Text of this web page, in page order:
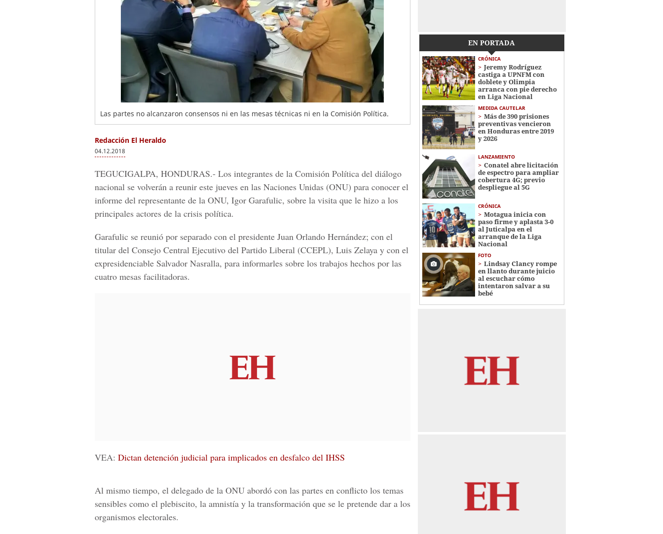
Las partes no alcanzaron consensos ni en las mesas técnicas ni en la Comisión Política.
Redacción El Heraldo
04.12.2018
TEGUCIGALPA, HONDURAS.- Los integrantes de la Comisión Política del diálogo
nacional se volverán a reunir este jueves en las Naciones Unidas (ONU) para conocer el
informe del representante de la ONU, Igor Garafulic, sobre la visita que le hizo a los
principales actores de la crisis política.
Garafulic se reunió por separado con el presidente Juan Orlando Hernández; con el
titular del Consejo Central Ejecutivo del Partido Liberal (CCEPL), Luis Zelaya y con el
expresidenciable Salvador Nasralla, para informarles sobre los trabajos hechos por las
cuatro mesas facilitadoras.
VEA: Dictan detención judicial para implicados en desfalco del IHSS
Al mismo tiempo, el delegado de la ONU abordó con las partes en conflicto los temas
sensibles como el plebiscito, la amnistía y la transformación que se le pretende dar a los
organismos electorales.
EN PORTADA
CRÓNICA
Jeremy Rodríguez
castiga a UPNFM con
doblete y Olimpia
arranca con pie derecho
en Liga Nacional
MEDIDA CAUTELAR
Más de 390 prisiones
preventivas vencieron
en Honduras entre 2019
y 2026
LANZAMIENTO
Conatel abre licitación
de espectro para ampliar
cobertura 4G; previo
despliegue al 5G
CRÓNICA
Motagua inicia con
paso firme y aplasta 3-0
al Juticalpa en el
arranque de la Liga
Nacional
FOTO
Lindsay Clancy rompe
en llanto durante juicio
al escuchar cómo
intentaron salvar a su
bebé